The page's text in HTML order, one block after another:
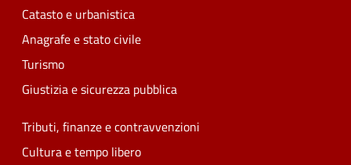
Catasto e urbanistica
Anagrafe e stato civile
Turismo
Giustizia e sicurezza pubblica
Tributi, finanze e contravvenzioni
Cultura e tempo libero